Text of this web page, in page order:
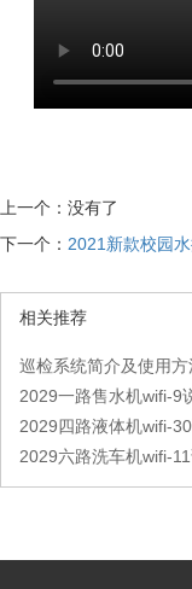
上一个：没有了
下一个： 2021新款校园
相关推荐
巡检系统简介及使用方
2029一路售水机wifi-9
2029四路液体机wifi-
2029六路洗车机wifi-